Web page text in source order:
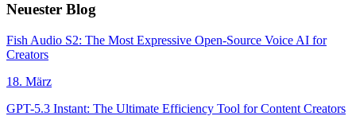
Neuester Blog
Fish Audio S2: The Most Expressive Open-Source Voice AI for
Creators
18. März
GPT-5.3 Instant: The Ultimate Efficiency Tool for Content Creators